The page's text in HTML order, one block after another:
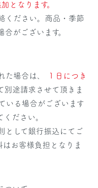
となります。
ください。商品・季節
がございます。
た場合は、
１日につき
別途請求させて頂きま
いる場合がございます
ださい。
として銀行振込にてご
はお客様負担となりま